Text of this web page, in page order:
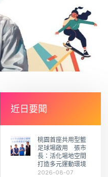
近日要聞
桃園首座共用型籃
足球場啟用 張市
長：活化場地空間
打造多元運動環境
2026-08-07